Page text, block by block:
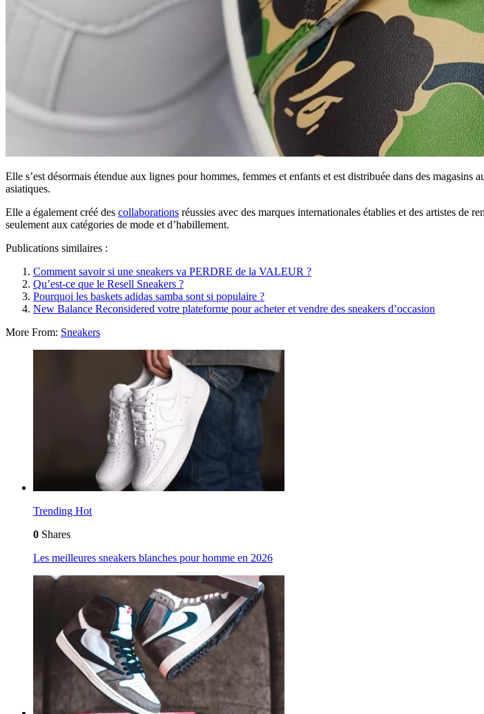
Elle s’est désormais étendue aux lignes pour hommes, femmes et enfants et est distribuée dans des
asiatiques.
Elle a également créé des collaborations réussies avec des marques internationales établies et des artistes de
seulement aux catégories de mode et d’habillement.
Publications similaires :
Comment savoir si une sneakers va PERDRE de la VALEUR ?
Qu’est-ce que le Resell Sneakers ?
Pourquoi les baskets adidas samba sont si populaire ?
New Balance Reconsidered votre plateforme pour acheter et vendre des sneakers d’occasion
More From: Sneakers
Trending Hot
0 Shares
Les meilleures sneakers blanches pour homme en 2026